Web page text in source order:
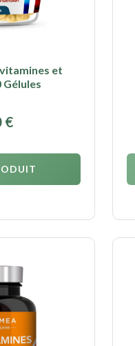
et
Gélules
€